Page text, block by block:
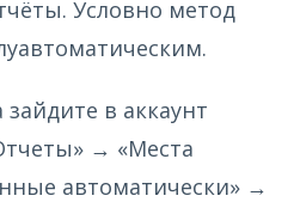
Условно метод
в аккаунт
→ «Места
автоматически» →